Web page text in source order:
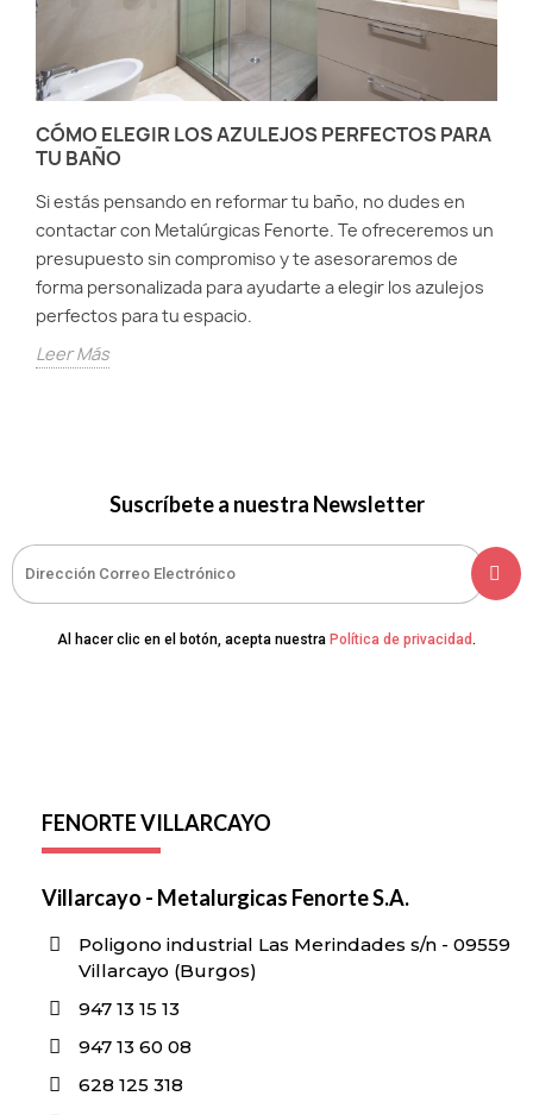
CÓMO ELEGIR LOS AZULEJOS PERFECTOS PARA
TU BAÑO
Si estás pensando en reformar tu baño, no dudes en
contactar con Metalúrgicas Fenorte. Te ofreceremos un
presupuesto sin compromiso y te asesoraremos de
forma personalizada para ayudarte a elegir los azulejos
perfectos para tu espacio.
Leer Más
Suscríbete a nuestra Newsletter
Al hacer clic en el botón, acepta nuestra Política de privacidad .
FENORTE VILLARCAYO
Villarcayo - Metalurgicas Fenorte S.A.
Poligono industrial Las Merindades s/n - 09559
Villarcayo (Burgos)
947 13 15 13
947 13 60 08
628 125 318